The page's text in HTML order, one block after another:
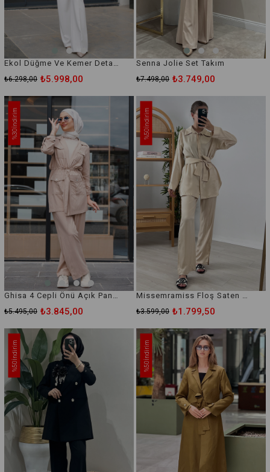
Ekol Düğme Ve Kemer Detaylı Ceket Pantolon Takım
₺5.998,00
₺6.298,00
Senna Jolie Set Takım
₺3.749,00
₺7.498,00
₺3.845,00
₺5.495,00
%30
İndirim
₺1.799,50
₺3.599,00
%50
İndirim
%50
İndirim
%50
İndirim